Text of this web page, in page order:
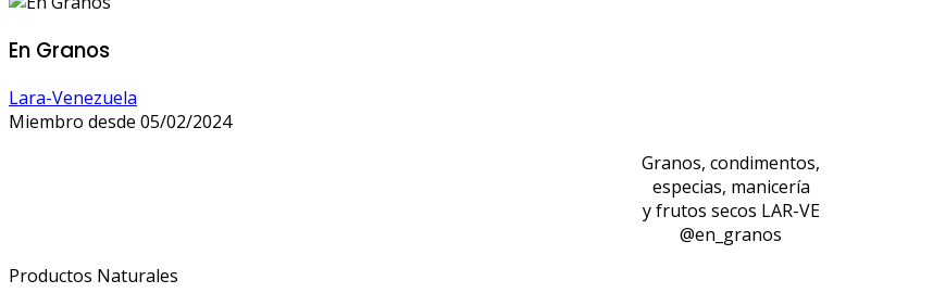
En Granos
Lara-Venezuela
Miembro desde 05/02/2024
Granos, condimentos,
especias, manicería
y frutos secos LAR-VE
@en_granos
Productos Naturales